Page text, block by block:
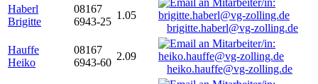
Haberl
Brigitte
08167
6943-25
1.05
brigitte.haberl@vg-zolling.de
Hauffe
Heiko
08167
6943-60
2.09
heiko.hauffe@vg-zolling.de